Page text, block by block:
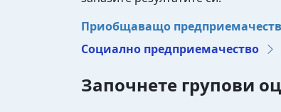
Приобщаващо
Социално предприемачество
Започнете групови